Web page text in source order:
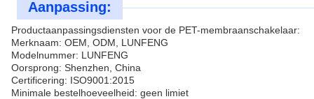
Aanpassing:
Productaanpassingsdiensten voor de PET-membraanschakelaar:
Merknaam: OEM, ODM, LUNFENG
Modelnummer: LUNFENG
Oorsprong: Shenzhen, China
Certificering: ISO9001:2015
Minimale bestelhoeveelheid: geen limiet